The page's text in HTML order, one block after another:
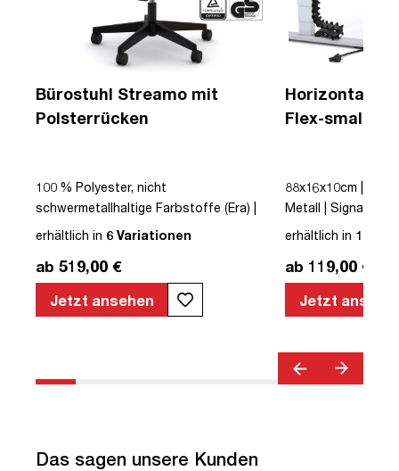
Bürostuhl Streamo mit
Polsterrücken
100 % Polyester, nicht
schwermetallhaltige Farbstoffe (Era) |
Schwarz | Drehstuhl | Polsterrücken |
Höhenverstellbar | Verstellbare
Armlehnen | Verstellbare Rückenlehne |
Belastbar bis 120kg | Textil | Schwarz |
erhältlich in 6 Variationen
ab 519,00 €
Jetzt ansehen
Horizontaler
Flex-small +
88x16x10cm |
Metall | Signalweiß
erhältlich in 12
ab 119,00 €
Jetzt
Das sagen unsere Kunden